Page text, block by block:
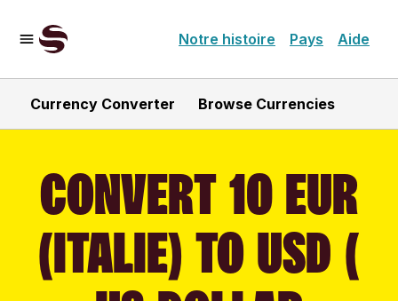
Notre histoire Pays Aide
Currency Converter Browse Currencies
CONVERT 10 EUR
(ITALIE) TO USD (